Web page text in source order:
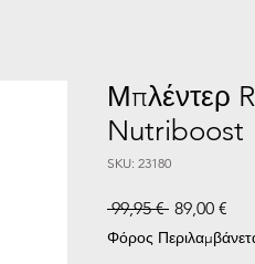
Μπλέντερ
Nutriboost
SKU: 23180
99,95 € Κανονική
89,00 €
Φόρος